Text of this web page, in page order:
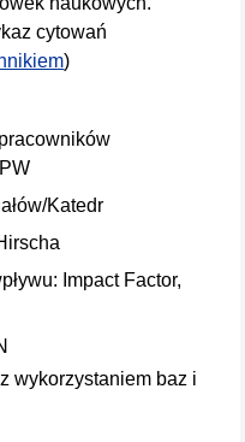
cytowań
)
Katedr
Impact Factor,
wykorzystaniem baz i